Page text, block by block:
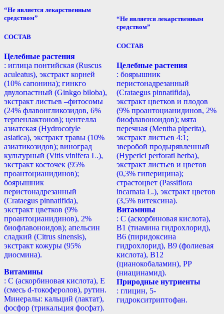
“Не является лекарственным
средством”
СОСТАВ
Целебные растения
: иглица понтийская (Ruscus
aculeatus), экстракт корней
(10% сапонина); гинкго
двулопастный (Ginkgo biloba),
экстракт листьев –фитосомы
(24% флавонгликозидов, 6%
терпенлактонов); центелла
азиатская (Hydrocotyle
asiatica), экстракт травы (10%
азиатикозидов); виноград
культурный (Vitis vinifera L.),
экстракт косточек (95%
проантоцианидинов);
боярышник
перистонадрезанный
(Crataegus pinnatifida),
экстракт цветков (9%
проантоцианидинов), 2%
биофлавоноидов); апельсин
сладкий (Citrus sinensis),
экстракт кожуры (95%
диосмина).
Витамины
: С (аскорбиновая кислота), Е
(смесь d-токоферолов), рутин.
Минералы: кальций (лактат),
фосфор (трикальция фосфат).
“Не является лекарственным
средством”
СОСТАВ
Целебные растения
: боярышник
перистонадрезанный
(Crataegus pinnatifida),
экстракт цветков и плодов
(9% проантоцианидинов, 2%
биофлавоноидов); мята
перечная (Mentha piperita),
экстракт листьев 4:1;
зверобой продырявленный
(Hyperici perforati herba),
экстракт листьев и цветов
(0,3% гиперицина);
страстоцвет (Passiflora
incarnata L.), экстракт цветов
(3,5% витексина).
Витамины
: С (аскорбиновая кислота),
B1 (тиамина гидрохлорид),
B6 (пиридоксина
гидрохлорид), B9 (фолиевая
кислота), В12
(цианокобаламин), РР
(ниацинамид).
Природные нутриенты
: глицин, 5-
гидрокситриптофан.